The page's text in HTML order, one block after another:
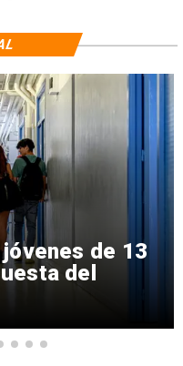
de 13
del